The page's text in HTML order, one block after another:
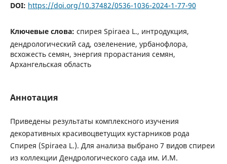
DOI: https://doi.org/10.37482/0536-1036-2024-1-77-90
Ключевые слова: спирея Spiraea L., интродукция,
дендрологический сад, озеленение, урбанофлора,
всхожесть семян, энергия прорастания семян,
Архангельская область
Аннотация
Приведены результаты комплексного изучения
декоративных красивоцветущих кустарников рода
Спирея (Spiraea L.). Для анализа выбрано 7 видов спиреи
из коллекции Дендрологического сада им. И.М.